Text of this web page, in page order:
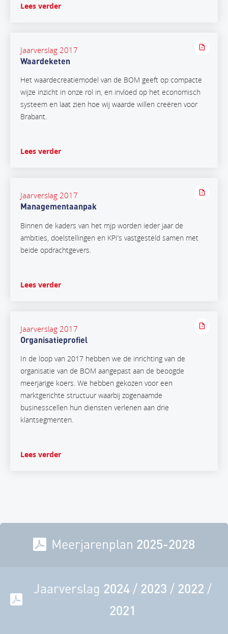
Lees verder
Jaarverslag 2017
Waardeketen
Het waardecreatiemodel van de BOM geeft op compacte
wijze inzicht in onze rol in, en invloed op het economisch
systeem en laat zien hoe wij waarde willen creëren voor
Brabant.
Lees verder
Jaarverslag 2017
Managementaanpak
Binnen de kaders van het mjp worden ieder jaar de
ambities, doelstellingen en KPI’s vastgesteld samen met
beide opdrachtgevers.
Lees verder
Jaarverslag 2017
Organisatieprofiel
In de loop van 2017 hebben we de inrichting van de
organisatie van de BOM aangepast aan de beoogde
meerjarige koers. We hebben gekozen voor een
marktgerichte structuur waarbij zogenaamde
businesscellen hun diensten verlenen aan drie
klantsegmenten.
Lees verder
Meerjarenplan 2025-2028
Jaarverslag 2024/ 2023 / 2022 /
2021